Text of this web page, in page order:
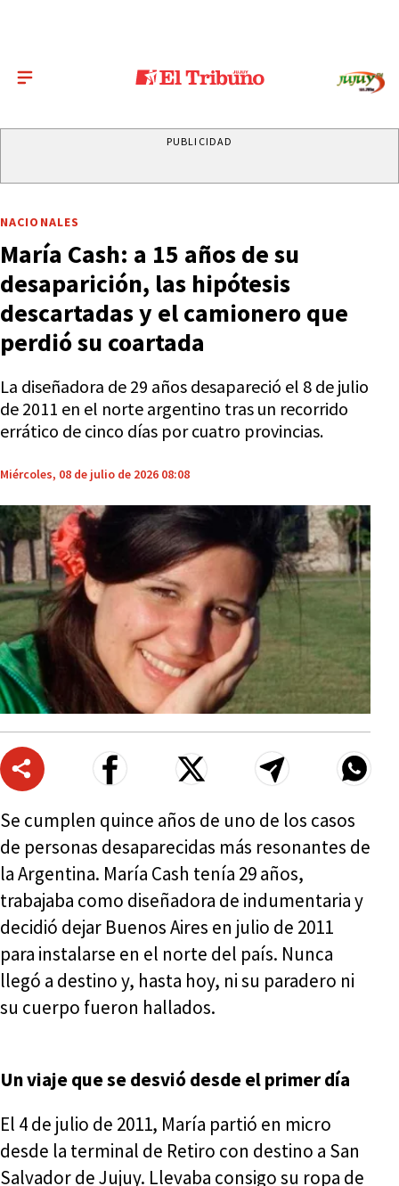
PUBLICIDAD
NACIONALES
María Cash: a 15 años de su
desaparición, las hipótesis
descartadas y el camionero que
perdió su coartada
La diseñadora de 29 años desapareció el 8 de julio
de 2011 en el norte argentino tras un recorrido
errático de cinco días por cuatro provincias.
Miércoles, 08 de julio de 2026 08:08
Se cumplen quince años de uno de los casos
de personas desaparecidas más resonantes de
la Argentina. María Cash tenía 29 años,
trabajaba como diseñadora de indumentaria y
decidió dejar Buenos Aires en julio de 2011
para instalarse en el norte del país. Nunca
llegó a destino y, hasta hoy, ni su paradero ni
su cuerpo fueron hallados.
Un viaje que se desvió desde el primer día
El 4 de julio de 2011, María partió en micro
desde la terminal de Retiro con destino a San
Salvador de Jujuy. Llevaba consigo su ropa de